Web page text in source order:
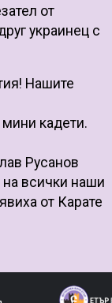
от
украинец с
Нашите
кадети.
Русанов
на всички наши
от Карате